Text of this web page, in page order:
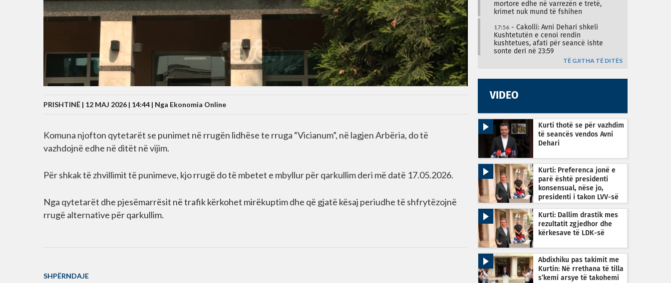
PRISHTINË | 12 MAJ 2026 | 14:44 | Nga Ekonomia Online
Komuna njofton qytetarët se punimet në rrugën lidhëse te rruga “Vicianum”, në lagjen Arbëria, do të
vazhdojnë edhe në ditët në vijim.
Për shkak të zhvillimit të punimeve, kjo rrugë do të mbetet e mbyllur për qarkullim deri më datë 17.05.2026.
Nga qytetarët dhe pjesëmarrësit në trafik kërkohet mirëkuptim dhe që gjatë kësaj periudhe të shfrytëzojnë
rrugë alternative për qarkullim.
SHPËRNDAJE
mortore edhe në varrezën e tretë,
krimet nuk mund të fshihen
17:56 - Cakolli: Avni Dehari shkeli
Kushtetutën e cenoi rendin
kushtetues, afati për seancë ishte
sonte deri në 23:59
TË GJITHA TË DITËS
VIDEO
Kurti thotë se për vazhdim
të seancës vendos Avni
Dehari
Kurti: Preferenca jonë e
parë është presidenti
konsensual, nëse jo,
presidenti i takon LVV-së
Kurti: Dallim drastik mes
rezultatit zgjedhor dhe
kërkesave të LDK-së
Abdixhiku pas takimit me
Kurtin: Në rrethana të tilla
s’kemi arsye të takohemi